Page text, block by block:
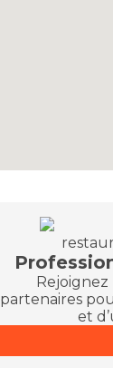
partenaires
et